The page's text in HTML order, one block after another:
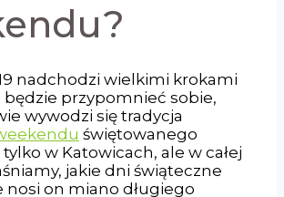
nadchodzi wielkimi krokami
przypomnieć sobie,
wywodzi się tradycja
świętowanego
w Katowicach, ale w całej
jakie dni świąteczne
nosi on miano długiego